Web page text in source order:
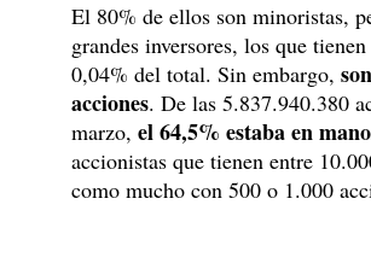
El 80% de ellos son minoristas,
grandes inversores, los que
0,04% del total. Sin embargo,
acciones. De las 5.837.940.380
marzo, el 64,5% estaba en
accionistas que tienen entre
como mucho con 500 o 1.000